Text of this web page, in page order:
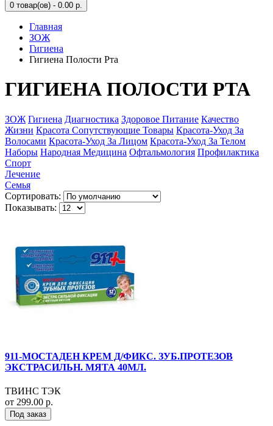
0 товар(ов) - 0.00 р.
Главная
ЗОЖ
Гигиена
Гигиена Полости Рта
ГИГИЕНА ПОЛОСТИ РТА
ЗОЖ Гигиена Диагностика Здоровое Питание Качество
Жизни Красота Сопутствующие Товары Красота-Уход За
Волосами Красота-Уход За Лицом Красота-Уход За Телом
Наборы Народная Медицина Офтальмология Профилактика
Спорт
Лечение
Семья
Сортировать:
Показывать:
911-МОСТАДЕН КРЕМ Д/ФИКС. ЗУБ.ПРОТЕЗОВ
ЭКСТРАСИЛЬН. МЯТА 40МЛ.
ТВИНС ТЭК
от 299.00 р.
Под заказ